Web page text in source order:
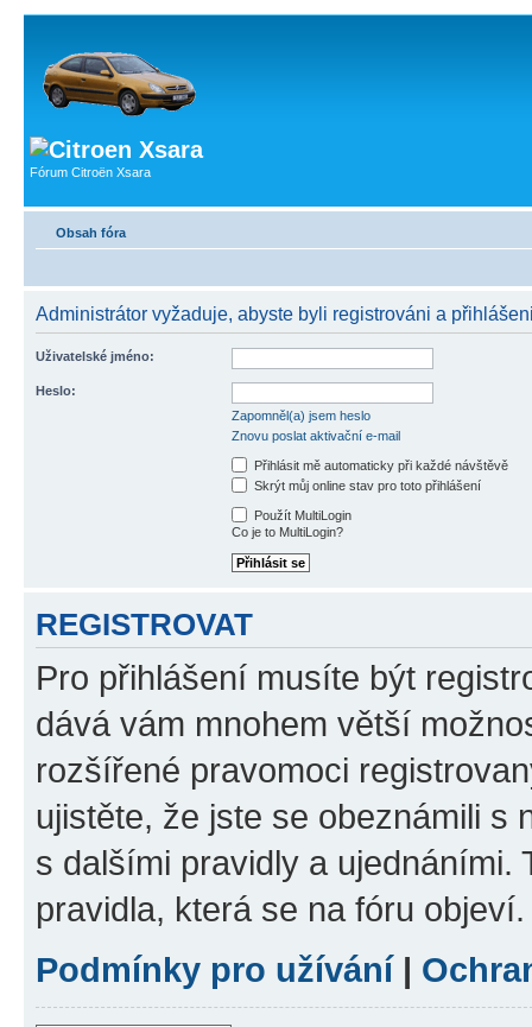
Fórum Citroën Xsara
Obsah fóra
Administrátor vyžaduje, abyste byli registrováni a
Uživatelské jméno:
Heslo:
Zapomněl(a) jsem heslo
Znovu poslat aktivační e-mail
Přihlásit mě automaticky při každé návštěvě
Skrýt můj online stav pro toto přihlášení
Použít MultiLogin
Co je to MultiLogin?
REGISTROVAT
Pro přihlášení musíte být
dává vám mnohem větší
rozšířené pravomoci
ujistěte, že jste se obeznámili s
s dalšími pravidly a ujednáními.
pravidla, která se na fóru objeví.
Podmínky pro užívání |